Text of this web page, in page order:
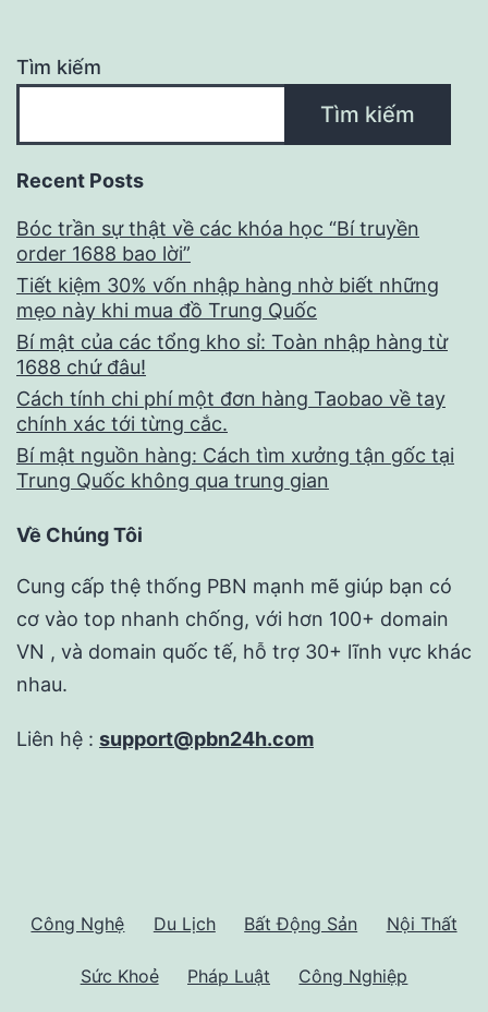
Tìm kiếm
Tìm kiếm
Recent Posts
Bóc trần sự thật về các khóa học “Bí truyền
order 1688 bao lời”
Tiết kiệm 30% vốn nhập hàng nhờ biết những
mẹo này khi mua đồ Trung Quốc
Bí mật của các tổng kho sỉ: Toàn nhập hàng từ
1688 chứ đâu!
Cách tính chi phí một đơn hàng Taobao về tay
chính xác tới từng cắc.
Bí mật nguồn hàng: Cách tìm xưởng tận gốc tại
Trung Quốc không qua trung gian
Về Chúng Tôi
Cung cấp thệ thống PBN mạnh mẽ giúp bạn có
cơ vào top nhanh chống, với hơn 100+ domain
VN , và domain quốc tế, hỗ trợ 30+ lĩnh vực khác
nhau.
Liên hệ : support@pbn24h.com
Công Nghệ Du Lịch Bất Động Sản Nội Thất
Sức Khoẻ Pháp Luật Công Nghiệp